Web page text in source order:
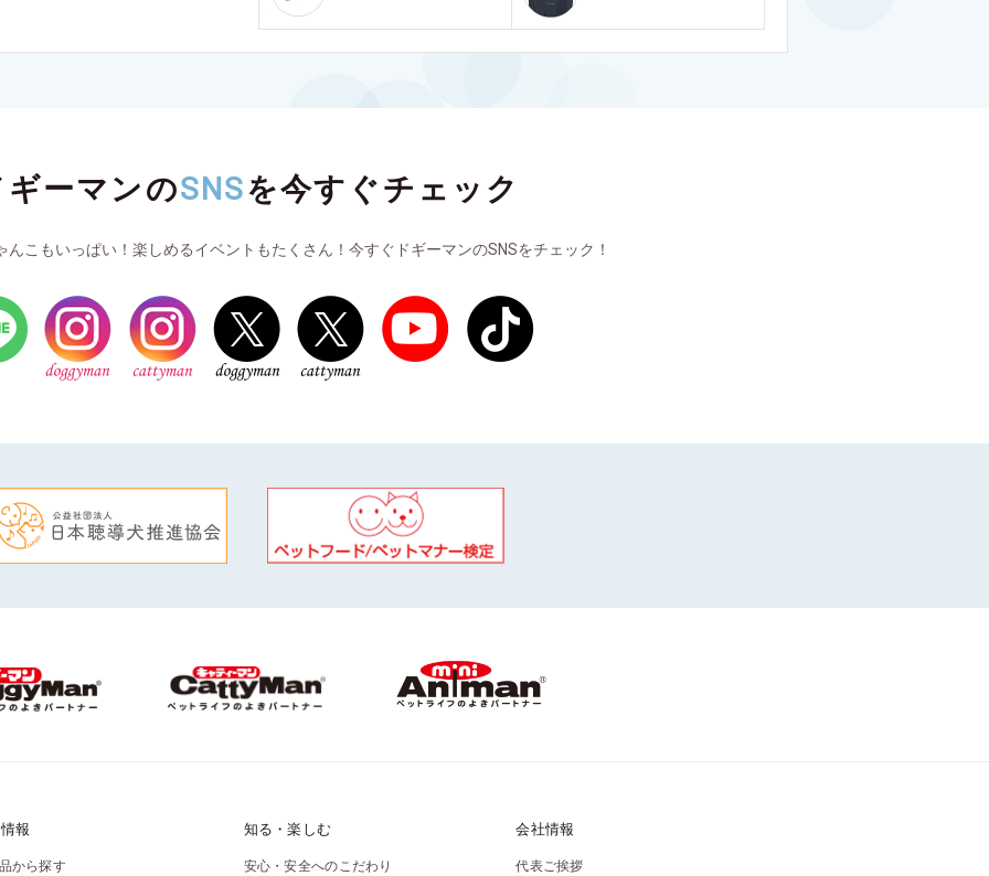
ギーマンのSNSを今すぐチェック
んこもいっぱい！楽しめるイベントもたくさん！今すぐドギーマンのSNSをチェック！
報
から探す
知る・楽しむ
安心・安全へのこだわり
会社情報
代表ご挨拶